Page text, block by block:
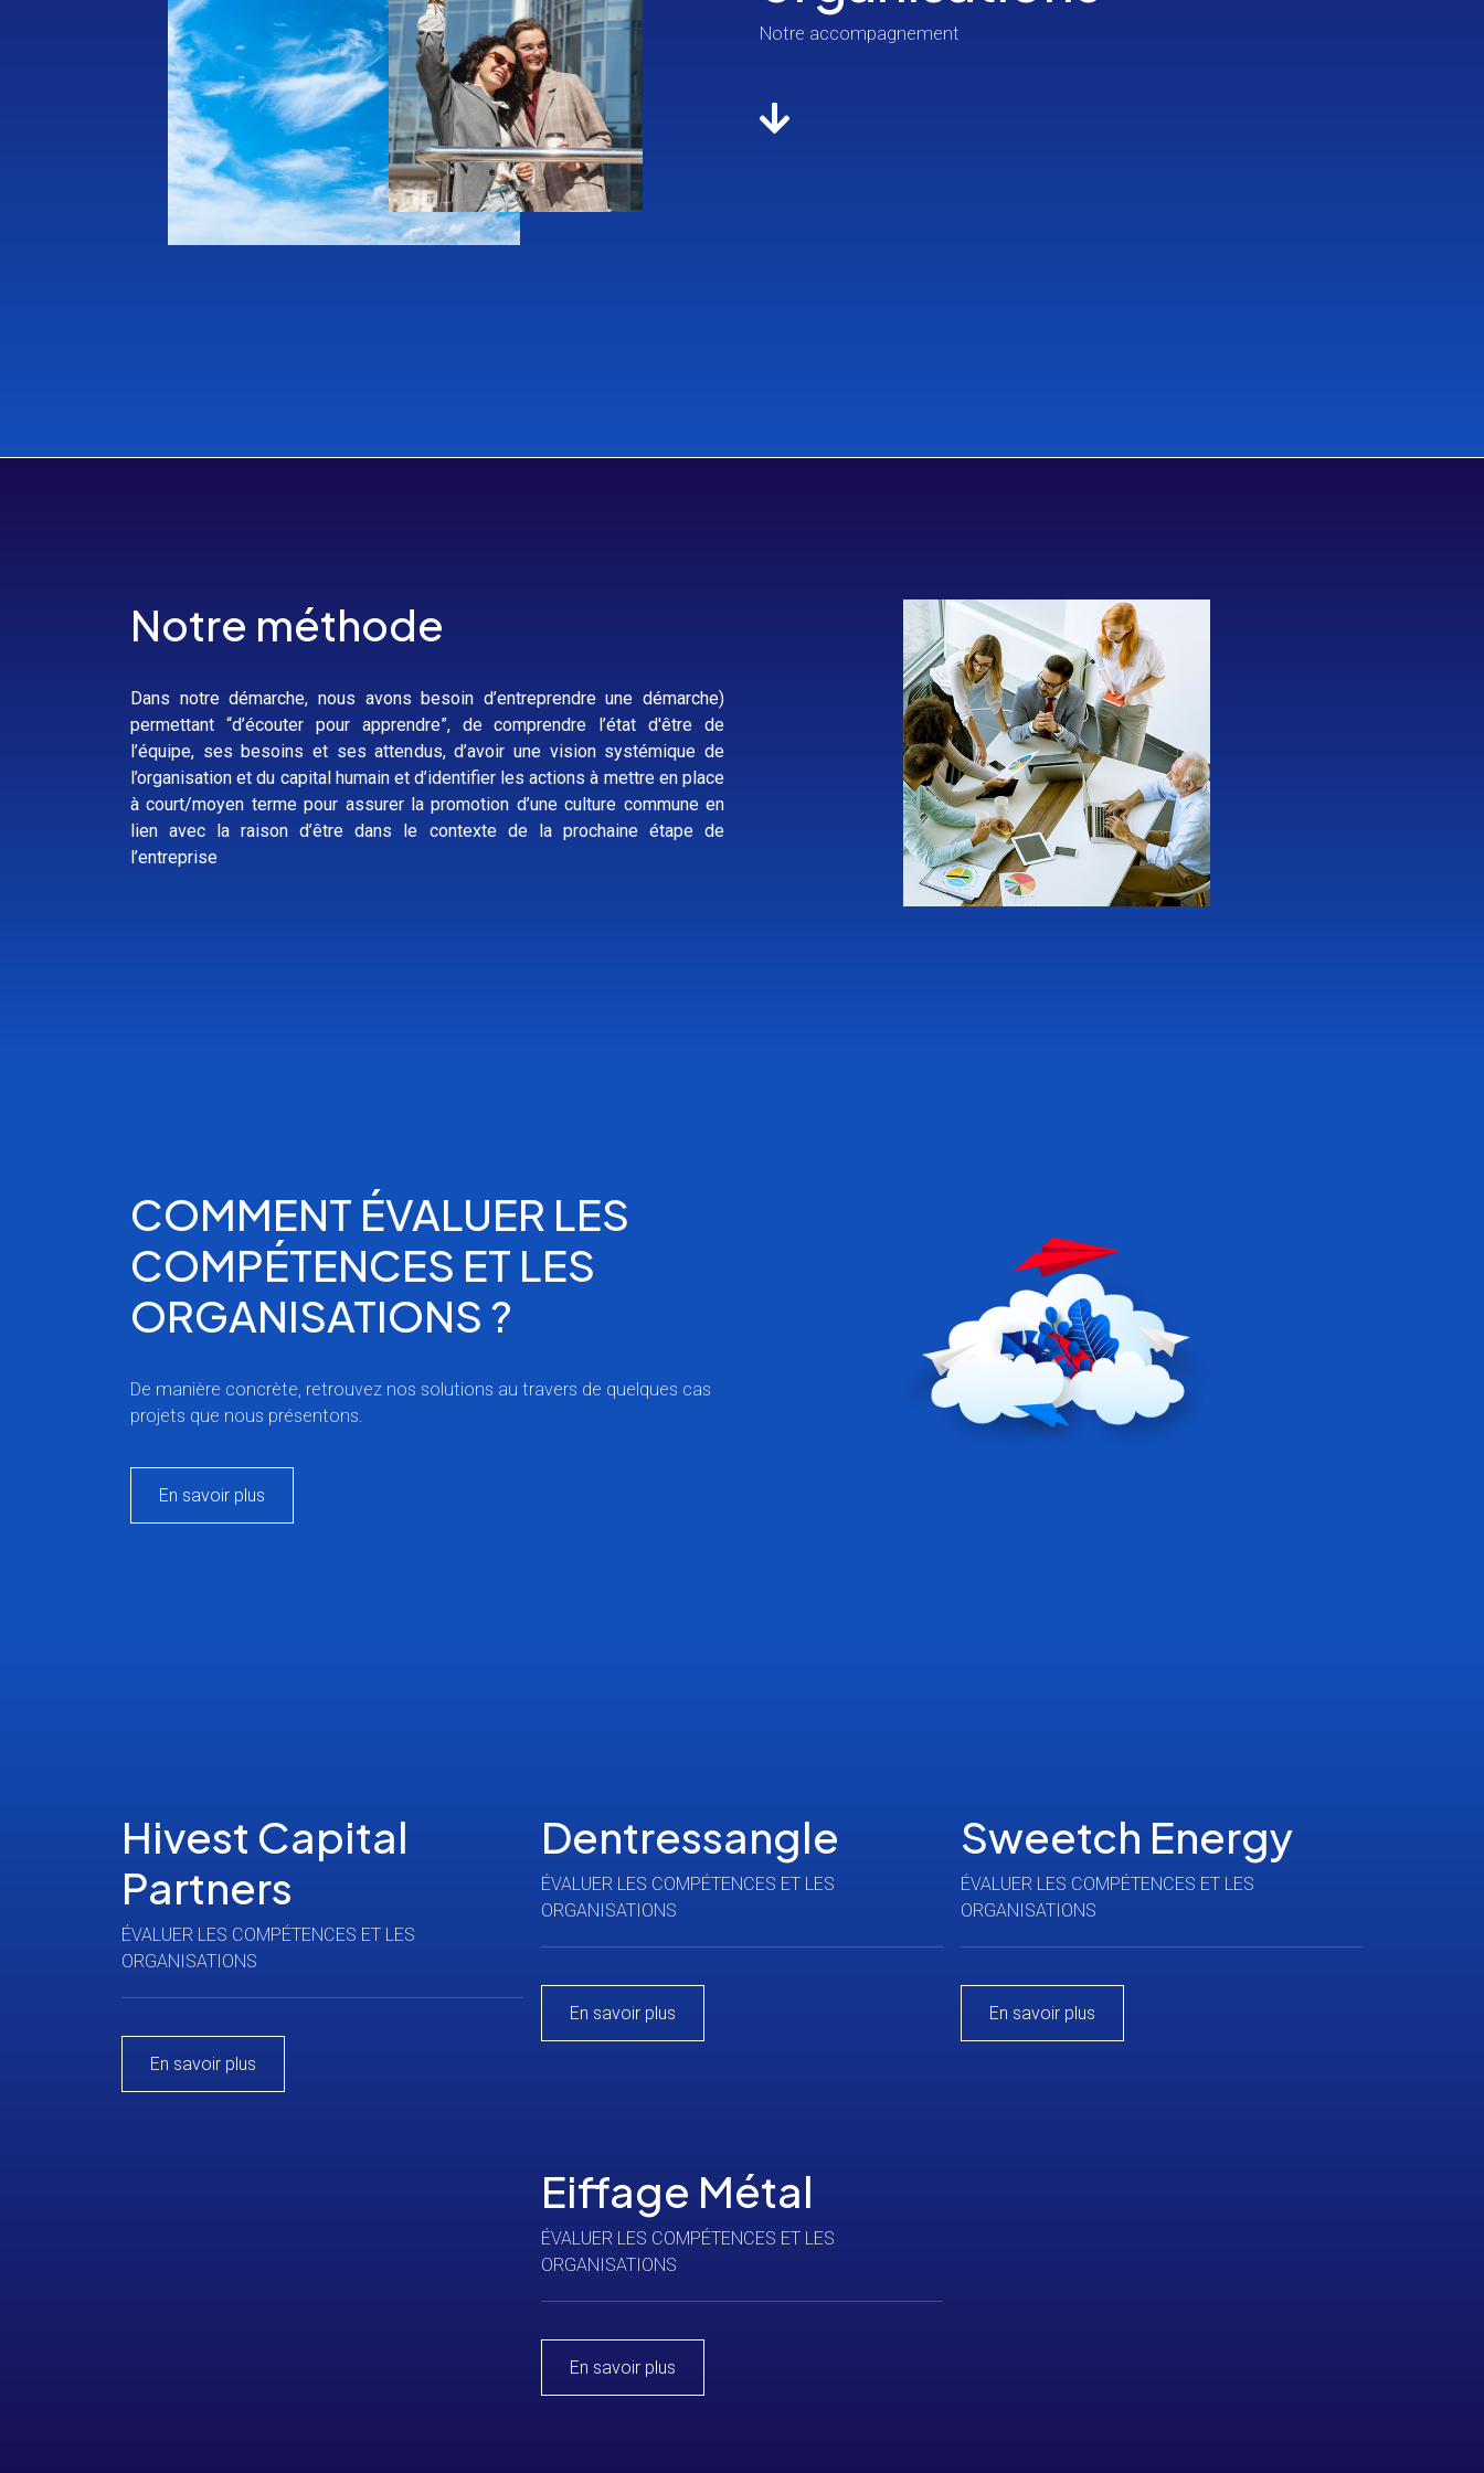
Notre accompagnement
Notre méthode
Dans notre démarche, nous avons besoin d’entreprendre une démarche)
permettant “d’écouter pour apprendre”, de comprendre l’état d'être de
l’équipe, ses besoins et ses attendus, d’avoir une vision systémique de
l’organisation et du capital humain et d’identifier les actions à mettre en place
à court/moyen terme pour assurer la promotion d’une culture commune en
lien avec la raison d’être dans le contexte de la prochaine étape de
l’entreprise
COMMENT ÉVALUER LES
COMPÉTENCES ET LES
ORGANISATIONS ?
De manière concrète, retrouvez nos solutions au travers de quelques cas
projets que nous présentons.
En savoir plus
Hivest Capital
Partners
ÉVALUER LES COMPÉTENCES ET LES
ORGANISATIONS
En savoir plus
Dentressangle
ÉVALUER LES COMPÉTENCES ET LES
ORGANISATIONS
En savoir plus
Sweetch Energy
ÉVALUER LES COMPÉTENCES ET LES
ORGANISATIONS
En savoir plus
Eiffage Métal
ÉVALUER LES COMPÉTENCES ET LES
ORGANISATIONS
En savoir plus